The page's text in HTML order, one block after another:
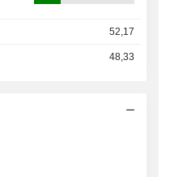
52,17
48,33